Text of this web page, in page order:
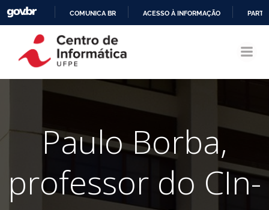
CONTEÚDO
COMUNICA BR ACESSO À INFORMAÇÃO
Paulo Borba,
professor do CIn-